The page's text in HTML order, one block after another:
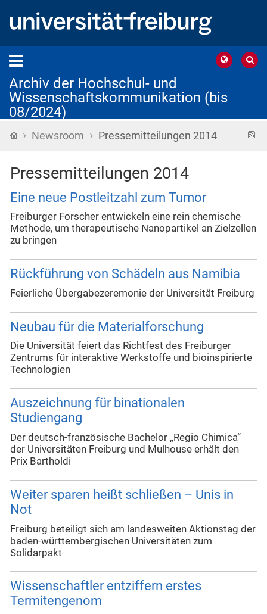
Archiv der Hochschul- und
Wissenschaftskommunikation (bis
08/2024)
Startseite
› Newsroom › Pressemitteilungen 2014
Pressemitteilungen 2014
Eine neue Postleitzahl zum Tumor
Freiburger Forscher entwickeln eine rein chemische
Methode, um therapeutische Nanopartikel an Zielzellen
zu bringen
Rückführung von Schädeln aus Namibia
Feierliche Übergabezeremonie der Universität Freiburg
Neubau für die Materialforschung
Die Universität feiert das Richtfest des Freiburger
Zentrums für interaktive Werkstoffe und bioinspirierte
Technologien
Auszeichnung für binationalen
Studiengang
Der deutsch-französische Bachelor „Regio Chimica“
der Universitäten Freiburg und Mulhouse erhält den
Prix Bartholdi
Weiter sparen heißt schließen – Unis in
Not
Freiburg beteiligt sich am landesweiten Aktionstag der
baden-württembergischen Universitäten zum
Solidarpakt
Wissenschaftler entziffern erstes
Termitengenom